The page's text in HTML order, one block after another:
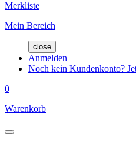
Merkliste
Mein Bereich
close
Anmelden
Noch kein Kundenkonto?
0
Warenkorb